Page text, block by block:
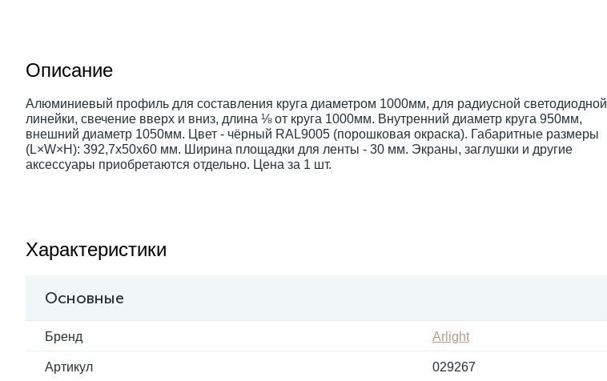
Описание
Алюминиевый профиль для составления круга диаметром 1000мм, для радиусной светодиодной
линейки, свечение вверх и вниз, длина ⅛ от круга 1000мм. Внутренний диаметр круга 950мм,
внешний диаметр 1050мм. Цвет - чёрный RAL9005 (порошковая окраска). Габаритные размеры
(L×W×H): 392,7x50x60 мм. Ширина площадки для ленты - 30 мм. Экраны, заглушки и другие
аксессуары приобретаются отдельно. Цена за 1 шт.
Характеристики
Основные
Бренд Arlight
Артикул 029267